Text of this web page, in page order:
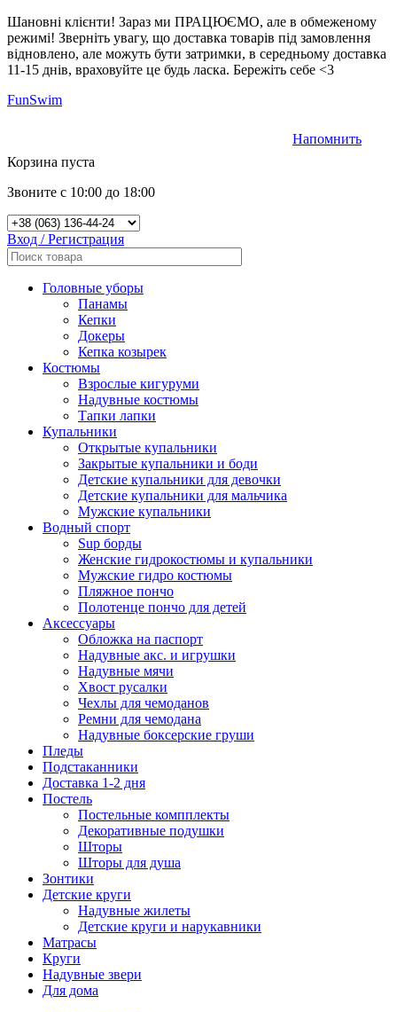
Шановні клієнти! Зараз ми ПРАЦЮЄМО, але в обмеженому
режимі! Зверніть увагу, що доставка товарів під замовлення
відновлено, але можуть бути затримки, в середньому доставка
11-15 днів, враховуйте це будь ласка. Бережіть себе <3
FunSwim
Корзина пуста
Звоните с 10:00 до 18:00
Вход / Регистрация
Головные уборы
Панамы
Кепки
Докеры
Кепка козырек
Костюмы
Взрослые кигуруми
Надувные костюмы
Тапки лапки
Купальники
Открытые купальники
Закрытые купальники и боди
Детские купальники для девочки
Детские купальники для мальчика
Мужские купальники
Водный спорт
Sup борды
Женские гидрокостюмы и купальники
Мужские гидро костюмы
Пляжное пончо
Полотенце пончо для детей
Аксессуары
Обложка на паспорт
Надувные акс. и игрушки
Надувные мячи
Хвост русалки
Чехлы для чемоданов
Ремни для чемодана
Надувные боксерские груши
Пледы
Подстаканники
Доставка 1-2 дня
Постель
Постельные компплекты
Декоративные подушки
Шторы
Шторы для душа
Зонтики
Детские круги
Надувные жилеты
Детские круги и нарукавники
Матрасы
Круги
Надувные звери
Для дома
Напомнить